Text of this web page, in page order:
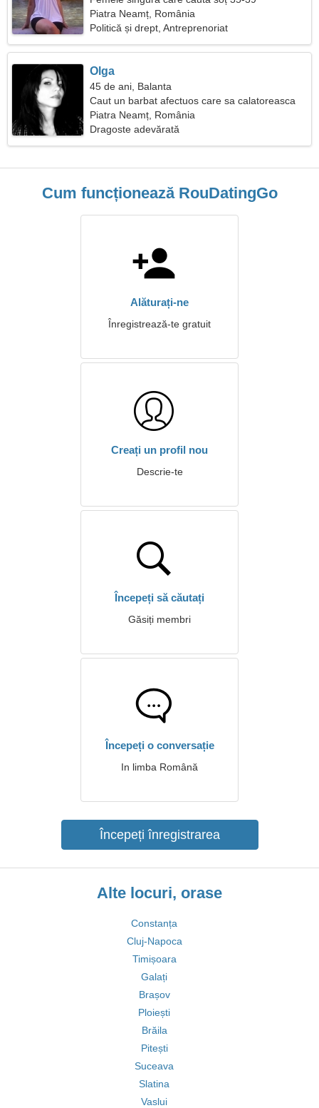
Piatra Neamț, România
Politică și drept, Antreprenoriat
Olga
45 de ani, Balanta
Caut un barbat afectuos care sa calatoreasca
Piatra Neamț, România
Dragoste adevărată
Cum funcționează RouDatingGo
Alăturați-ne
Înregistrează-te gratuit
Creați un profil nou
Descrie-te
Începeți să căutați
Găsiți membri
Începeți o conversație
In limba Română
Începeți înregistrarea
Alte locuri, orase
Constanța
Cluj-Napoca
Timișoara
Galați
Brașov
Ploiești
Brăila
Pitești
Suceava
Slatina
Vaslui